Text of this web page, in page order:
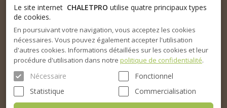
Le site internet CHALETPRO utilise quatre principaux types
de cookies.
En poursuivant votre navigation, vous acceptez les cookies
nécessaires. Vous pouvez également accepter l'utilisation
d'autres cookies. Informations détaillées sur les cookies et leur
procédure d'utilisation dans notre politique de confidentialité.
Nécessaire
Fonctionnel
Statistique
Commercialisation